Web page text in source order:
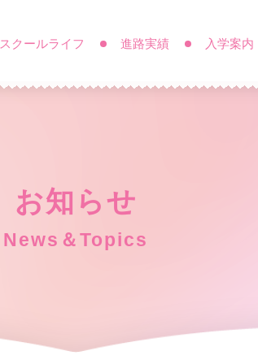
スクールライフ 進路実績 入学案内
お知らせ
News＆Topics